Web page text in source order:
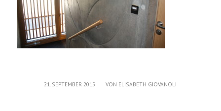
21. SEPTEMBER 2015
/ VON ELISABETH GIOVANOLI